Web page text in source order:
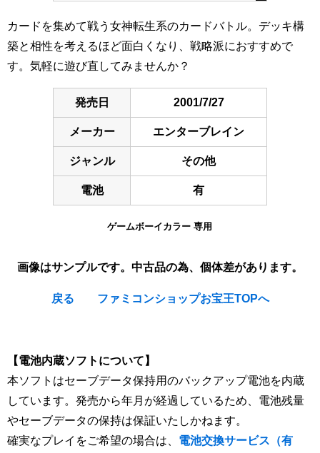
カードを集めて戦う女神転生系のカードバトル。デッキ構
築と相性を考えるほど面白くなり、戦略派におすすめで
す。気軽に遊び直してみませんか？
発売日 2001/7/27
メーカー エンターブレイン
ジャンル その他
電池 有
ゲームボーイカラー 専用
画像はサンプルです。中古品の為、個体差があります。
戻る ファミコンショップお宝王TOPへ
【電池内蔵ソフトについて】
本ソフトはセーブデータ保持用のバックアップ電池を内蔵
しています。発売から年月が経過しているため、電池残量
やセーブデータの保持は保証いたしかねます。
確実なプレイをご希望の場合は、 電池交換サービス（有